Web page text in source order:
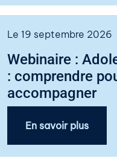
Le 19 septembre 2026
Webinaire :
: comprendre
accompagner
En savoir plus